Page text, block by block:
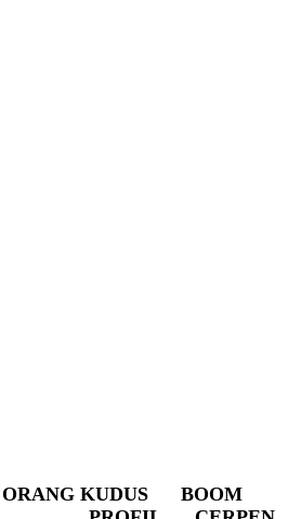
ORANG KUDUS
BOOM